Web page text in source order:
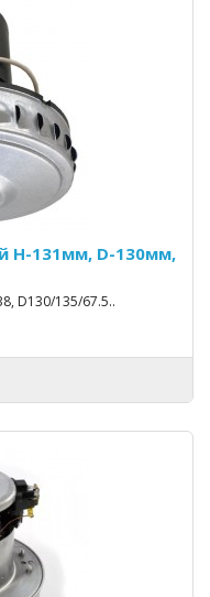
H-131мм, D-130мм,
D130/135/67.5..